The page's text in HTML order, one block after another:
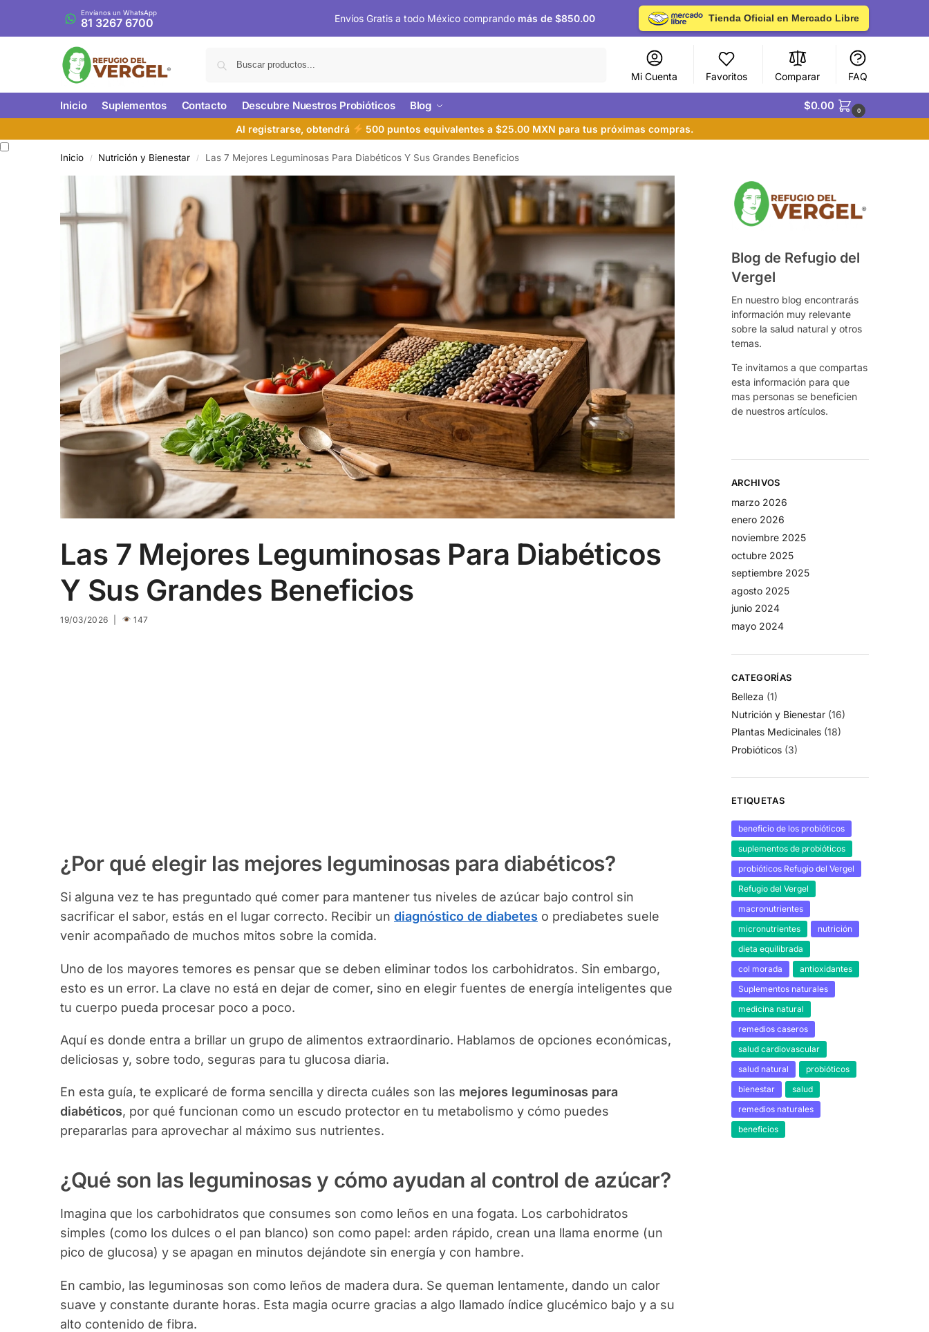
Envíanos un WhatsApp
81 3267 6700 Envíos Gratis a todo México comprando más de $850.00 Tienda Oficial en Mercado Libre
Mi Cuenta Favoritos Comparar FAQ
Inicio Suplementos Contacto Descubre Nuestros Probióticos Blog $0.00 0
Al registrarse, obtendrá 500 puntos equivalentes a $25.00 MXN para tus próximas compras.
Inicio / Nutrición y Bienestar / Las 7 Mejores Leguminosas Para Diabéticos Y Sus Grandes Beneficios
Las 7 Mejores Leguminosas Para Diabéticos
Y Sus Grandes Beneficios
19/03/2026 | 147
¿Por qué elegir las mejores leguminosas para diabéticos?
Si alguna vez te has preguntado qué comer para mantener tus niveles de azúcar bajo control sin
sacrificar el sabor, estás en el lugar correcto. Recibir un diagnóstico de diabetes o prediabetes suele
venir acompañado de muchos mitos sobre la comida.
Uno de los mayores temores es pensar que se deben eliminar todos los carbohidratos. Sin embargo,
esto es un error. La clave no está en dejar de comer, sino en elegir fuentes de energía inteligentes que
tu cuerpo pueda procesar poco a poco.
Aquí es donde entra a brillar un grupo de alimentos extraordinario. Hablamos de opciones económicas,
deliciosas y, sobre todo, seguras para tu glucosa diaria.
En esta guía, te explicaré de forma sencilla y directa cuáles son las mejores leguminosas para
diabéticos, por qué funcionan como un escudo protector en tu metabolismo y cómo puedes
prepararlas para aprovechar al máximo sus nutrientes.
¿Qué son las leguminosas y cómo ayudan al control de azúcar?
Imagina que los carbohidratos que consumes son como leños en una fogata. Los carbohidratos
simples (como los dulces o el pan blanco) son como papel: arden rápido, crean una llama enorme (un
pico de glucosa) y se apagan en minutos dejándote sin energía y con hambre.
En cambio, las leguminosas son como leños de madera dura. Se queman lentamente, dando un calor
suave y constante durante horas. Esta magia ocurre gracias a algo llamado índice glucémico bajo y a su
alto contenido de fibra.
Blog de Refugio del
Vergel
En nuestro blog encontrarás
información muy relevante
sobre la salud natural y otros
temas.
Te invitamos a que compartas
esta información para que
mas personas se beneficien
de nuestros artículos.
ARCHIVOS
marzo 2026
enero 2026
noviembre 2025
octubre 2025
septiembre 2025
agosto 2025
junio 2024
mayo 2024
CATEGORÍAS
Belleza (1)
Nutrición y Bienestar (16)
Plantas Medicinales (18)
Probióticos (3)
ETIQUETAS
beneficio de los probióticos
suplementos de probióticos
probióticos Refugio del Vergel
Refugio del Vergel
macronutrientes
micronutrientes
nutrición
dieta equilibrada
col morada
antioxidantes
Suplementos naturales
medicina natural
remedios caseros
salud cardiovascular
salud natural
probióticos
bienestar
salud
remedios naturales
beneficios